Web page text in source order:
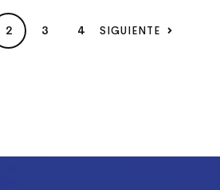
2 3 4 SIGUIENTE